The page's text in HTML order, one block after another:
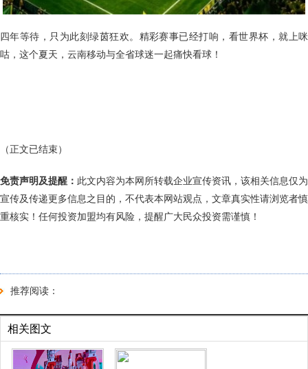
四年等待，只为此刻绿茵狂欢。精彩赛事已经打响，看世界杯，就上咪
咕，这个夏天，云南移动与全省球迷一起痛快看球！
（正文已结束）
免责声明及提醒： 此文内容为本网所转载企业宣传资讯，该相关信息仅为
宣传及传递更多信息之目的，不代表本网站观点，文章真实性请浏览者慎
重核实！任何投资加盟均有风险，提醒广大民众投资需谨慎！
推荐阅读：
相关图文